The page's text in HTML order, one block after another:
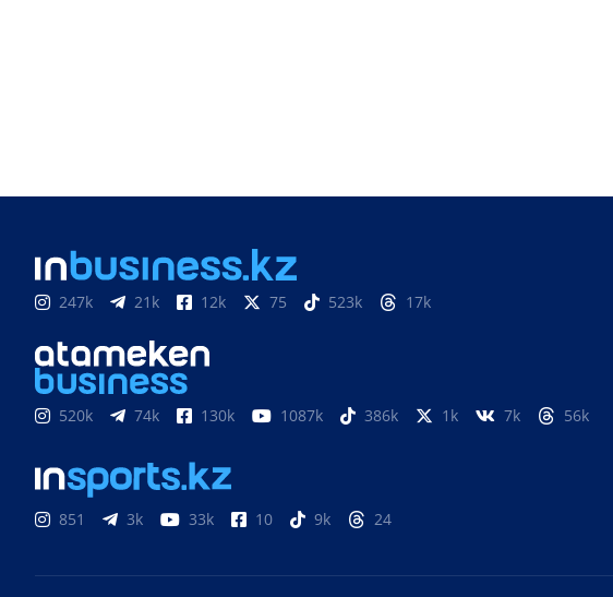
247k 21k 12k 75 523k 17k
520k 74k 130k 1087k 386k 1k 7k 56k
851 3k 33k 10 9k 24